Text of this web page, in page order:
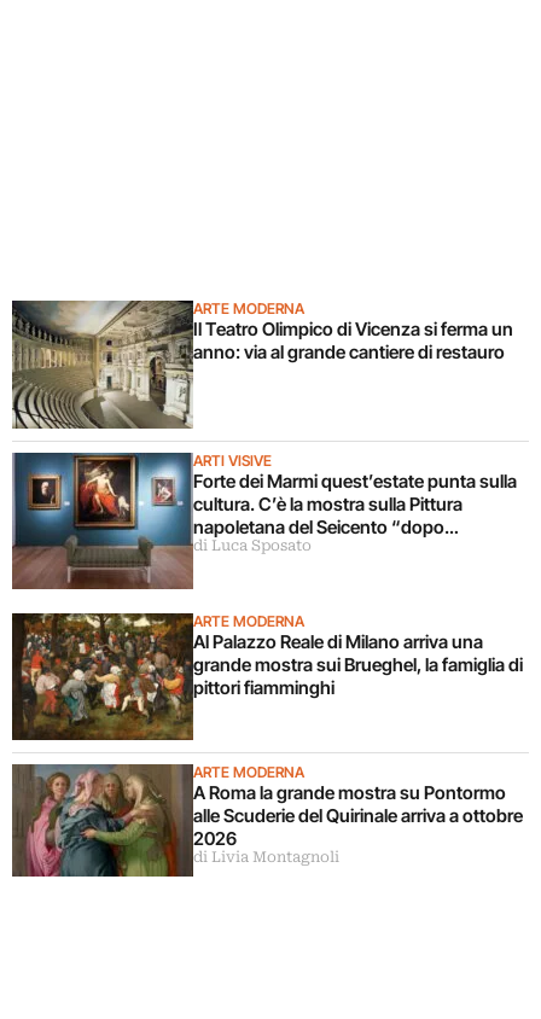
ARTE MODERNA
Il Teatro Olimpico di Vicenza si ferma un
anno: via al grande cantiere di restauro
ARTI VISIVE
Forte dei Marmi quest’estate punta sulla
cultura. C’è la mostra sulla Pittura
napoletana del Seicento “dopo
Caravaggio”
di Luca Sposato
ARTE MODERNA
Al Palazzo Reale di Milano arriva una
grande mostra sui Brueghel, la famiglia di
pittori fiamminghi
ARTE MODERNA
A Roma la grande mostra su Pontormo
alle Scuderie del Quirinale arriva a ottobre
2026
di Livia Montagnoli